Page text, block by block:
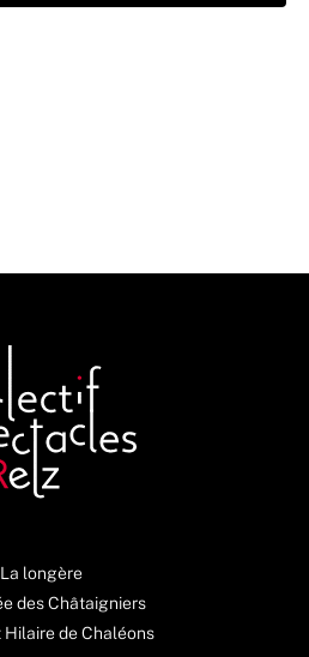
La longère
des Châtaigniers
de Chaléons